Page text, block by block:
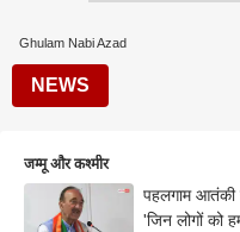
Ghulam Nabi Azad
NEWS
जम्मू और कश्मीर
पहलगाम आतंकी
'जिन लोगों को